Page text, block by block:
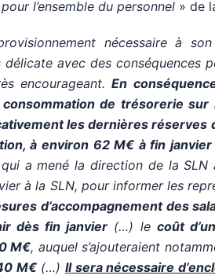
l’ensemble du personnel » de
nécessaire à
avec des conséquences
encourageant.En
de trésorerie
les dernières réserves
à environ 62 M€ à fin janvier
a mené la direction de la
à la SLN, pour informer les
d’accompagnement des
dès fin janvier (…) le coût
M€, auquel s’ajouteraient
M€(…) Il sera nécessaire